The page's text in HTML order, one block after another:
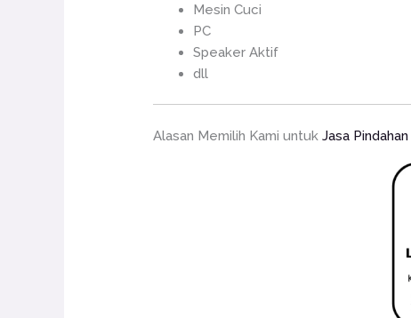
Mesin Cuci
PC
Speaker Aktif
dll
Alasan Memilih Kami untukJasa Pindahan